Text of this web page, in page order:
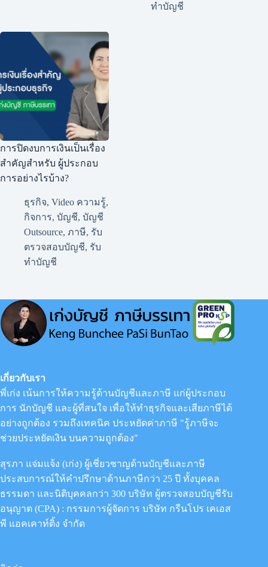
ทำบัญชี
การปิดงบการเงินเป็นเรื่อง
สำคัญสำหรับ ผู้ประกอบ
การอย่างไรบ้าง?
ธุรกิจ, Video ความรู้,
กิจการ, บัญชี, บัญชี
Outsource, ภาษี, รับ
ตรวจสอบบัญชี, รับ
ทำบัญชี
เกี่ยวกับเรา
พี่เก่ง เน้นการให้ความรู้ด้านบัญชีและภาษี แก่ผู้ประกอบ
การ นักบัญชี และผู้ที่สนใจ เพื่อให้ทำธุรกิจและเสียภาษีได้
อย่างถูกต้อง รวมถึงเทคนิค ประหยัดค่าภาษี "รู้ภาษีจะ
ช่วยประหยัดเงิน บนความถูกต้อง"
สุรภา แจ่มแจ้ง (เก่ง) ผู้เชี่ยวชาญด้านบัญชีและภาษี
ประสบการณ์ให้คำปรึกษาด้านภาษีกว่า 25 ปี ทั้งบุคคล
ธรรมดา และนิติบุคคลกว่า 300 บริษัท ผู้ตรวจสอบบัญชีรับ
อนุญาต (CPA) : กรรมการผู้จัดการ บริษัท กรีนโปร เคเอส
พี แอคเคาท์ติ้ง จำกัด